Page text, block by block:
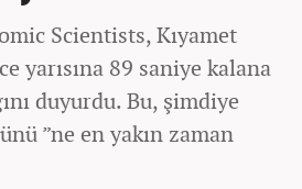
Scientists, Kıyamet
yarısına 89 saniye kalana
duyurdu. Bu, şimdiye
”ne en yakın zaman